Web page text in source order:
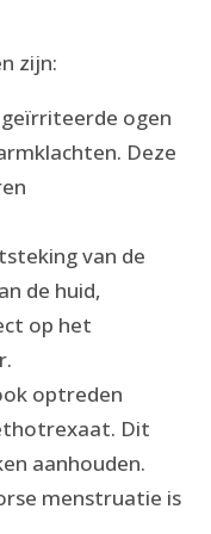
zijn:
ogen
Deze
van de
de huid,
op het
optreden
Dit
aanhouden.
menstruatie is